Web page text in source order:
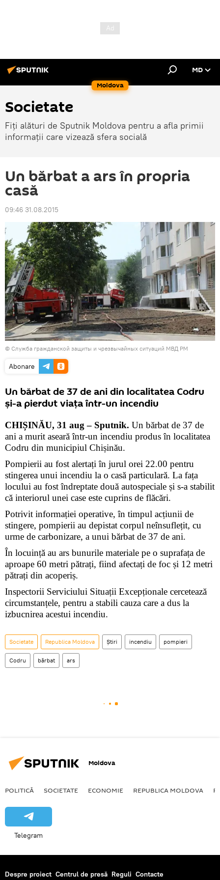
Moldova
MD
Societate
Fiți alături de Sputnik Moldova pentru a afla primii
informații care vizează sfera socială
Un bărbat a ars în propria
casă
09:46 31.08.2015
© Служба гражданской защиты и чрезвычайных ситуаций МВД РМ
Abonare
Un bărbat de 37 de ani din localitatea Codru
şi-a pierdut viaţa într-un incendiu
CHIȘINĂU, 31 aug – Sputnik. Un bărbat de 37 de
ani a murit aseară într-un incendiu produs în localitatea
Codru din municipiul Chișinău.
Pompierii au fost alertați în jurul orei 22.00 pentru
stingerea unui incendiu la o casă particulară. La fața
locului au fost îndreptate două autospeciale și s-a stabilit
că interiorul unei case este cuprins de flăcări.
Potrivit informației operative, în timpul acțiunii de
stingere, pompierii au depistat corpul neînsuflețit, cu
urme de carbonizare, a unui bărbat de 37 de ani.
În locuință au ars bunurile materiale pe o suprafața de
aproape 60 metri pătrați, fiind afectați de foc și 12 metri
pătrați din acoperiș.
Inspectorii Serviciului Situații Excepționale cercetează
circumstanțele, pentru a stabili cauza care a dus la
izbucnirea acestui incendiu.
Societate Republica Moldova Știri incendiu pompieri
Codru bărbat ars
Moldova
POLITICĂ SOCIETATE ECONOMIE REPUBLICA MOLDOVA
Telegram
Despre proiect Centrul de presă Reguli Contacte